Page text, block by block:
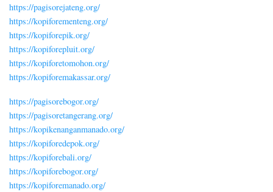
https://pagisorejateng.org/
https://kopiforementeng.org/
https://kopiforepik.org/
https://kopiforepluit.org/
https://kopiforetomohon.org/
https://kopiforemakassar.org/
https://pagisorebogor.org/
https://pagisoretangerang.org/
https://kopikenanganmanado.org/
https://kopiforedepok.org/
https://kopiforebali.org/
https://kopiforebogor.org/
https://kopiforemanado.org/